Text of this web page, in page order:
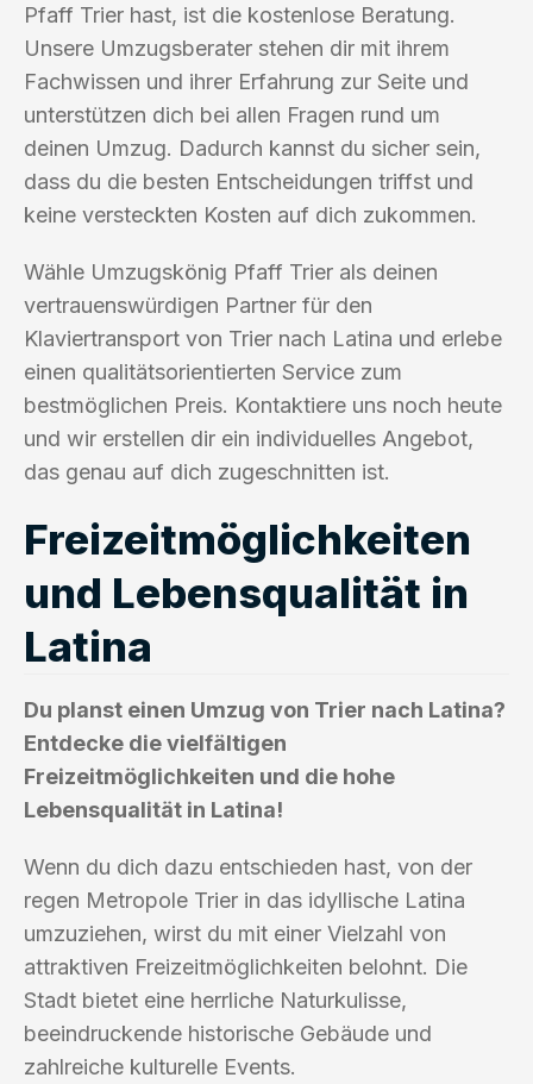
Pfaff Trier hast, ist die kostenlose Beratung.
Unsere Umzugsberater stehen dir mit ihrem
Fachwissen und ihrer Erfahrung zur Seite und
unterstützen dich bei allen Fragen rund um
deinen Umzug. Dadurch kannst du sicher sein,
dass du die besten Entscheidungen triffst und
keine versteckten Kosten auf dich zukommen.
Wähle Umzugskönig Pfaff Trier als deinen
vertrauenswürdigen Partner für den
Klaviertransport von Trier nach Latina und erlebe
einen qualitätsorientierten Service zum
bestmöglichen Preis. Kontaktiere uns noch heute
und wir erstellen dir ein individuelles Angebot,
das genau auf dich zugeschnitten ist.
Freizeitmöglichkeiten
und Lebensqualität in
Latina
Du planst einen Umzug von Trier nach Latina?
Entdecke die vielfältigen
Freizeitmöglichkeiten und die hohe
Lebensqualität in Latina!
Wenn du dich dazu entschieden hast, von der
regen Metropole Trier in das idyllische Latina
umzuziehen, wirst du mit einer Vielzahl von
attraktiven Freizeitmöglichkeiten belohnt. Die
Stadt bietet eine herrliche Naturkulisse,
beeindruckende historische Gebäude und
zahlreiche kulturelle Events.